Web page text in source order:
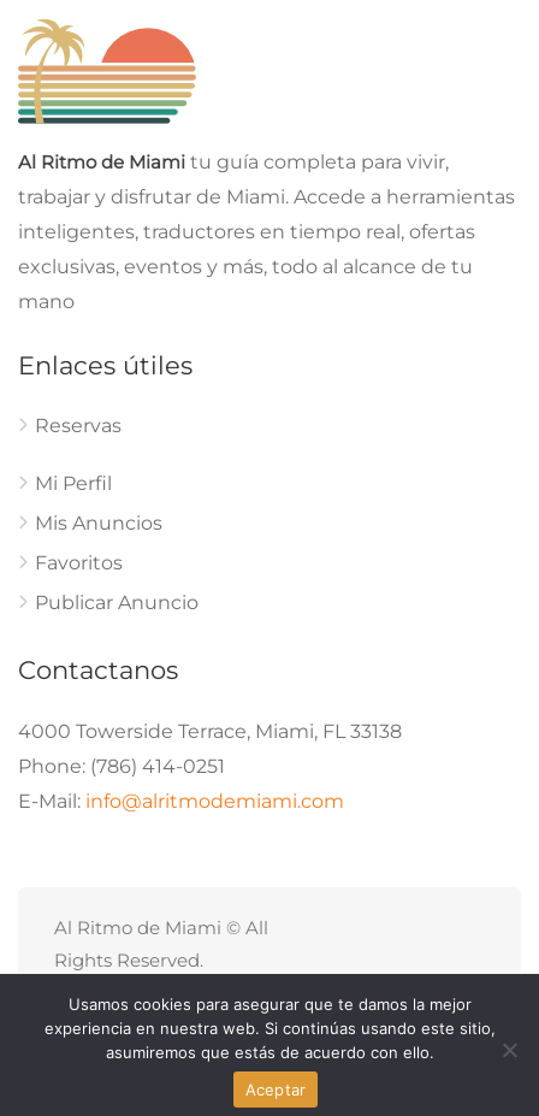
Al Ritmo de Miami tu guía completa para vivir,
trabajar y disfrutar de Miami. Accede a herramientas
inteligentes, traductores en tiempo real, ofertas
exclusivas, eventos y más, todo al alcance de tu
mano
Enlaces útiles
Reservas
Mi Perfil
Mis Anuncios
Favoritos
Publicar Anuncio
Contactanos
4000 Towerside Terrace, Miami, FL 33138
Phone: (786) 414-0251
E-Mail: info@alritmodemiami.com
Al Ritmo de Miami © All
Rights Reserved.
Politicas de Privacidad
Site Map
Usamos cookies para asegurar que te damos la mejor
experiencia en nuestra web. Si continúas usando este sitio,
asumiremos que estás de acuerdo con ello.
Aceptar